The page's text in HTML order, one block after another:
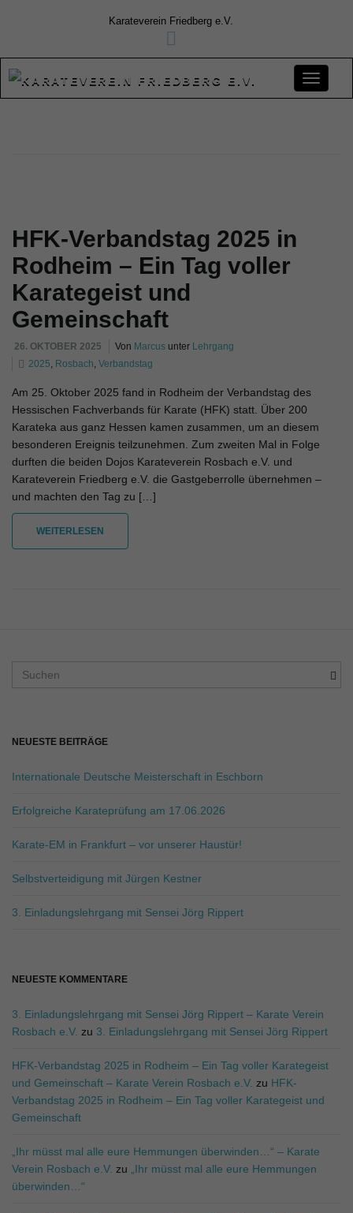
Karateverein Friedberg e.V.
t
HFK-Verbandstag 2025 in
Rodheim – Ein Tag voller
Karategeist und
Gemeinschaft
26. OKTOBER 2025 Von Marcus unter Lehrgang
2025, Rosbach, Verbandstag
Am 25. Oktober 2025 fand in Rodheim der Verbandstag des
Hessischen Fachverbands für Karate (HFK) statt. Über 200
Karateka aus ganz Hessen kamen zusammen, um an diesem
besonderen Ereignis teilzunehmen. Zum zweiten Mal in Folge
durften die beiden Dojos Karateverein Rosbach e.V. und
Karateverein Friedberg e.V. die Gastgeberrolle übernehmen –
und machten den Tag zu […]
WEITERLESEN
b
g
i
f
.
NEUESTE BEITRÄGE
Internationale Deutsche Meisterschaft in Eschborn
Erfolgreiche Karateprüfung am 17.06.2026
Karate-EM in Frankfurt – vor unserer Haustür!
Selbstverteidigung mit Jürgen Kestner
3. Einladungslehrgang mit Sensei Jörg Rippert
NEUESTE KOMMENTARE
3. Einladungslehrgang mit Sensei Jörg Rippert – Karate Verein
Rosbach e.V. zu 3. Einladungslehrgang mit Sensei Jörg Rippert
HFK-Verbandstag 2025 in Rodheim – Ein Tag voller Karategeist
und Gemeinschaft – Karate Verein Rosbach e.V. zu HFK-
Verbandstag 2025 in Rodheim – Ein Tag voller Karategeist und
Gemeinschaft
„Ihr müsst mal alle eure Hemmungen überwinden…“ – Karate
Verein Rosbach e.V. zu
„Ihr müsst mal alle eure Hemmungen
überwinden…“